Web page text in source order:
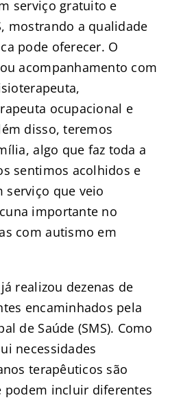
serviço gratuito e
mostrando a qualidade
pode oferecer. O
acompanhamento com
ocupacional e
disso, teremos
algo que faz toda a
sentimos acolhidos e
serviço que veio
importante no
com autismo em
realizou dezenas de
encaminhados pela
de Saúde (SMS). Como
necessidades
terapêuticos são
podem incluir diferentes